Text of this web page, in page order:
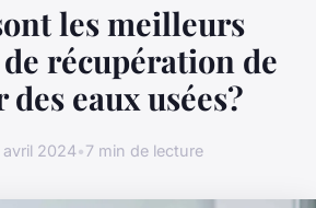
les meilleurs
récupération de
eaux usées?
avril 2024•7 min de lecture